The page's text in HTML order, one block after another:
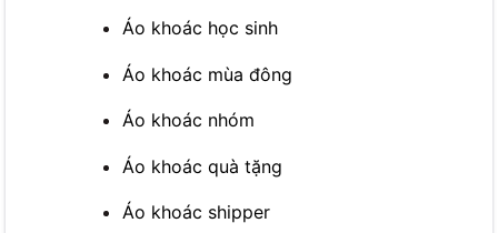
Áo khoác học sinh
Áo khoác mùa đông
Áo khoác nhóm
Áo khoác quà tặng
Áo khoác shipper